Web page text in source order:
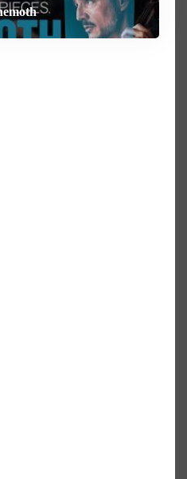
the Beast
A Bank
Means